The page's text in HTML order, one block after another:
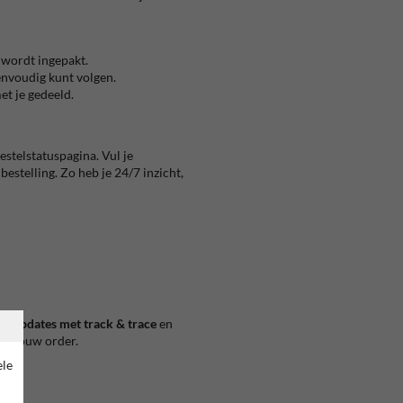
ingepakt.
kunt volgen.
je gedeeld.
Vul je
Zo heb je 24/7 inzicht,
met track & traceen
jouw order.